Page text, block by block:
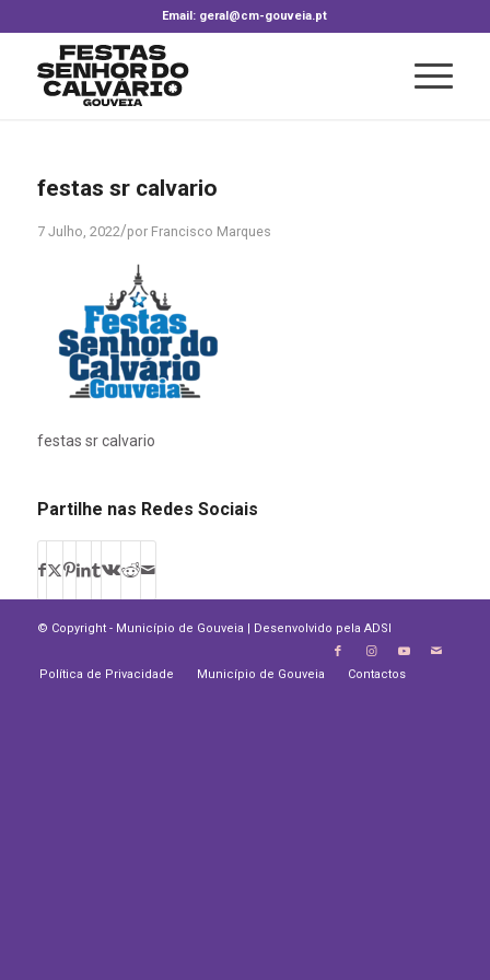
Email: geral@cm-gouveia.pt
festas sr calvario
7 Julho, 2022/por Francisco Marques
festas sr calvario
Partilhe nas Redes Sociais
© Copyright - Município de Gouveia | Desenvolvido pela ADSI
Política de Privacidade Município de Gouveia Contactos